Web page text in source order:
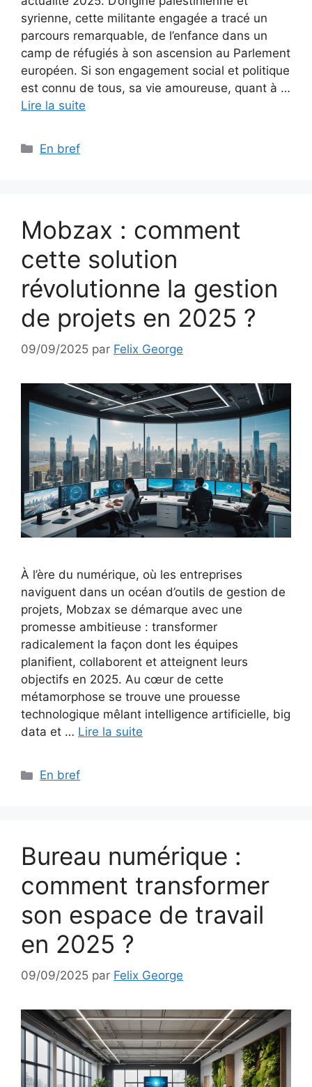
syrienne, cette militante engagée a tracé un
parcours remarquable, de l’enfance dans un
camp de réfugiés à son ascension au Parlement
européen. Si son engagement social et politique
est connu de tous, sa vie amoureuse, quant à …
Lire la suite
Catégories
En bref
Mobzax : comment
cette solution
révolutionne la gestion
de projets en 2025 ?
09/09/2025 par Felix George
À l’ère du numérique, où les entreprises
naviguent dans un océan d’outils de gestion de
projets, Mobzax se démarque avec une
promesse ambitieuse : transformer
radicalement la façon dont les équipes
planifient, collaborent et atteignent leurs
objectifs en 2025. Au cœur de cette
métamorphose se trouve une prouesse
technologique mêlant intelligence artificielle, big
data et … Lire la suite
Catégories
En bref
Bureau numérique :
comment transformer
son espace de travail
en 2025 ?
09/09/2025 par Felix George